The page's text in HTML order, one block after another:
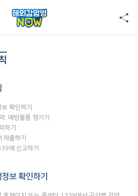
확인하기
, 예방물품 챙기기
하기
제출하기
에 신고하기
보 확인하기